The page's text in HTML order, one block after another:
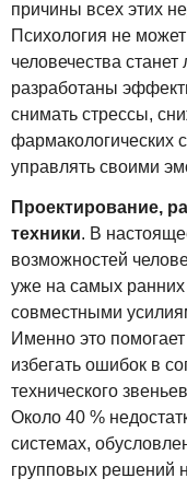
причины всех этих
Психология не
человечества
разработаны
снимать стрессы,
фармакологических
управлять своими
Проектирование,
техники. В
возможностей
уже на самых ранних
совместными
Именно это
избегать ошибок в
технического
Около 40 %
системах,
групповых решений